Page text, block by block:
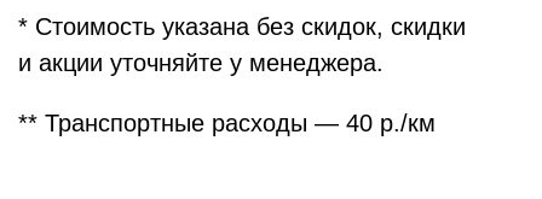
* Стоимость указана без скидок, скидки
и акции уточняйте у менеджера.
** Транспортные расходы — 40 р./км